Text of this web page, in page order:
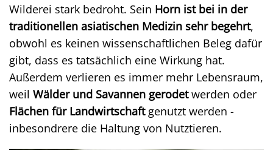
Wilderei stark bedroht. Sein Horn ist bei in der
traditionellen asiatischen Medizin sehr begehrt,
obwohl es keinen wissenschaftlichen Beleg dafür
gibt, dass es tatsächlich eine Wirkung hat.
Außerdem verlieren es immer mehr Lebensraum,
weil Wälder und Savannen gerodetwerden oder
Flächen für Landwirtschaftgenutzt werden -
inbesondrere die Haltung von Nutztieren.